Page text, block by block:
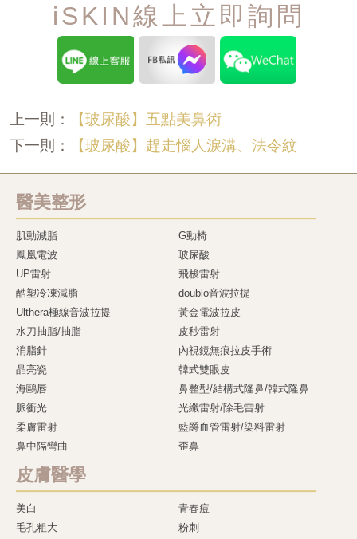
iSKIN線上立即詢問
上一則： 【玻尿酸】五點美鼻術
下一則： 【玻尿酸】趕走惱人淚溝、法令紋
醫美整形
肌動減脂
G動椅
鳳凰電波
玻尿酸
UP雷射
飛梭雷射
酷塑冷凍減脂
doublo音波拉提
Ulthera極線音波拉提
黃金電波拉皮
水刀抽脂/抽脂
皮秒雷射
消脂針
內視鏡無痕拉皮手術
晶亮瓷
韓式雙眼皮
海鷗唇
鼻整型/結構式隆鼻/韓式隆鼻
脈衝光
光纖雷射/除毛雷射
柔膚雷射
藍爵血管雷射/染料雷射
鼻中隔彎曲
歪鼻
皮膚醫學
美白
青春痘
毛孔粗大
粉刺